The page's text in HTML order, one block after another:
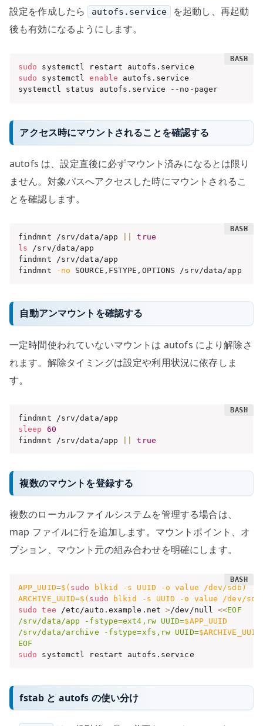
設定を作成したら autofs.service
を起動し、再起動
後も有効になるようにします。
sudo
sudo systemctl enable autofs.service
systemctl status autofs.service --no-pager
アクセス時にマウントされることを確認する
autofs は、設定直後に必ずマウント済みになるとは限り
ません。対象パスへアクセスした時にマウントされるこ
とを確認します。
findmnt /srv/data/app
true
ls /srv/data/app
findmnt /srv/data/app
findmnt
-no SOURCE,FSTYPE,OPTIONS /srv/data/app
自動アンマウントを確認する
一定時間使われていないマウントは autofs により解除さ
れます。解除タイミングは設定や利用状況に依存しま
す。
sleep
60
findmnt /srv/data/app
true
複数のマウントを登録する
複数のローカルファイルシステムを管理する場合は、
map ファイルに行を追加します。マウントポイント、オ
プション、マウント元の組み合わせを明確にします。
APP_UUID=$( sudo blkid -s UUID -o value /dev/sdb )
ARCHIVE_UUID=$( sudo blkid -s UUID -o value /dev/sdc
sudo
tee /etc/auto.example.net >/dev/null <<EOF
/srv/data/app -fstype=ext4,rw UUID=$APP_UUID
/srv/data/archive -fstype=xfs,rw UUID=$ARCHIVE_UUID
EOF
sudo systemctl restart autofs.service
fstab と autofs の使い分け